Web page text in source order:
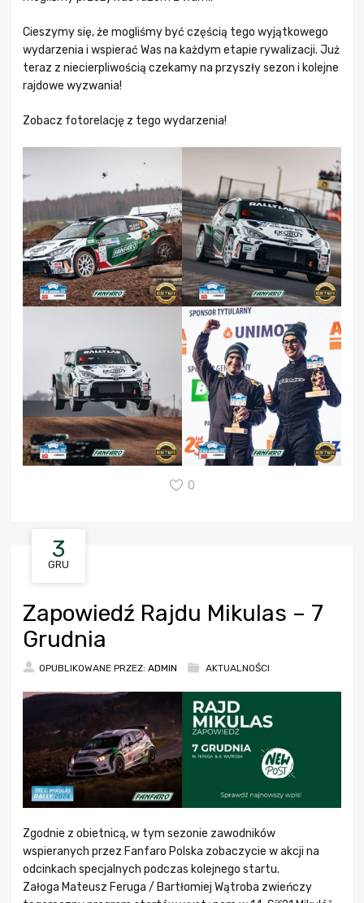
Cieszymy się, że mogliśmy być częścią tego wyjątkowego
wydarzenia i wspierać Was na każdym etapie rywalizacji. Już
teraz z niecierpliwością czekamy na przyszły sezon i kolejne
rajdowe wyzwania!
Zobacz fotorelację z tego wydarzenia!
0
3
GRU
Zapowiedź Rajdu Mikulas – 7
Grudnia
OPUBLIKOWANE PRZEZ: ADMIN AKTUALNOŚCI
Zgodnie z obietnicą, w tym sezonie zawodników
wspieranych przez Fanfaro Polska zobaczycie w akcji na
odcinkach specjalnych podczas kolejnego startu.
Załoga Mateusz Feruga / Bartłomiej Wątroba zwieńczy